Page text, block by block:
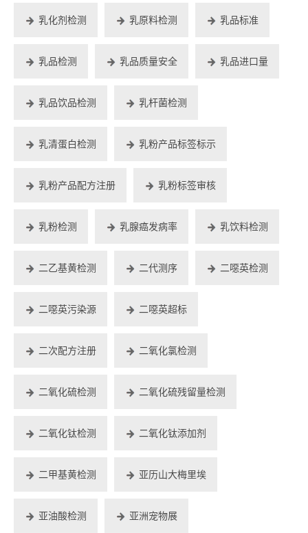
乳化剂检测 乳原料检测 乳品标准
乳品检测 乳品质量安全 乳品进口量
乳品饮品检测 乳杆菌检测
乳清蛋白检测 乳粉产品标签标示
乳粉产品配方注册 乳粉标签审核
乳粉检测 乳腺癌发病率 乳饮料检测
二乙基黄检测 二代测序 二噁英检测
二噁英污染源 二噁英超标
二次配方注册 二氧化氯检测
二氧化硫检测 二氧化硫残留量检测
二氧化钛检测 二氧化钛添加剂
二甲基黄检测 亚历山大梅里埃
亚油酸检测 亚洲宠物展